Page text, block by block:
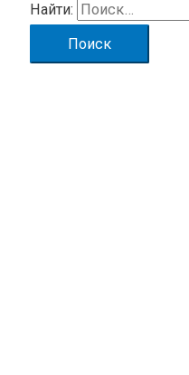
Найти: